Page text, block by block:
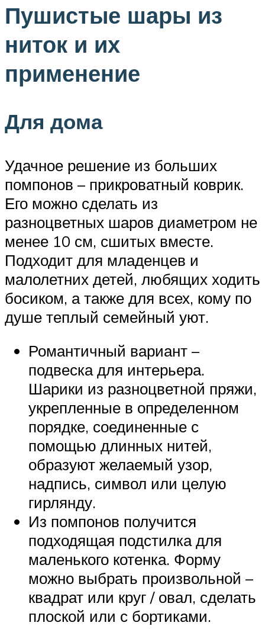
Пушистые шары из
ниток и их
применение
Для дома
Удачное решение из больших
помпонов – прикроватный коврик.
Его можно сделать из
разноцветных шаров диаметром не
менее 10 см, сшитых вместе.
Подходит для младенцев и
малолетних детей, любящих ходить
босиком, а также для всех, кому по
душе теплый семейный уют.
Романтичный вариант –
подвеска для интерьера.
Шарики из разноцветной пряжи,
укрепленные в определенном
порядке, соединенные с
помощью длинных нитей,
образуют желаемый узор,
надпись, символ или целую
гирлянду.
Из помпонов получится
подходящая подстилка для
маленького котенка. Форму
можно выбрать произвольной –
квадрат или круг / овал, сделать
плоской или с бортиками.